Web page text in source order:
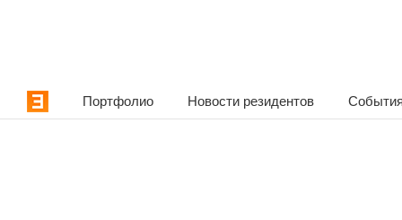
Портфолио Новости резидентов